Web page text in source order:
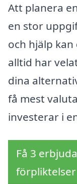
Att planera
en stor
och hjälp
alltid har
dina
få mest
investerar i
Få 3
förpliktelser